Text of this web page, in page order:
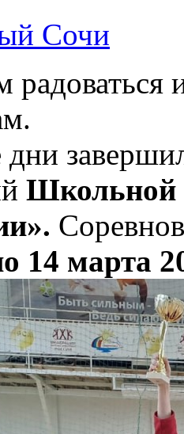
Сочи
Школьной
14 марта